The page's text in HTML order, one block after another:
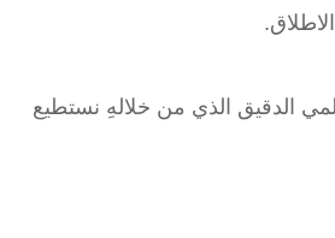
الدقيق الذي من خلالهِ نستطيع